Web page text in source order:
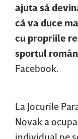
ajuta să
că va duce
cu propriile
sportul
Facebook.
La Jocurile
Novak a
individual pe